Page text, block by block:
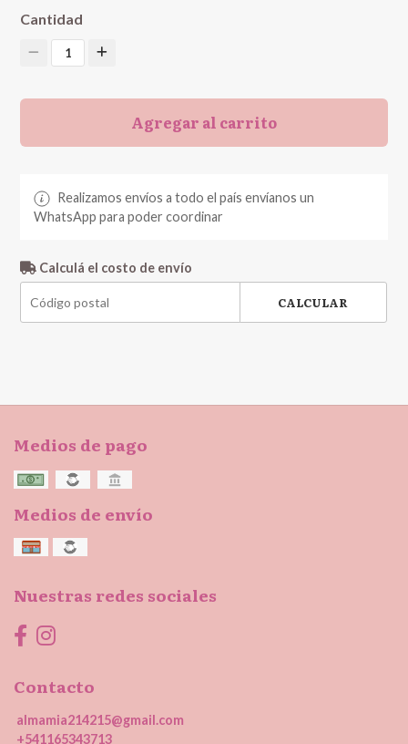
Cantidad
1
Agregar al carrito
Realizamos envíos a todo el país envíanos un
WhatsApp para poder coordinar
Calculá el costo de envío
CALCULAR
Medios de pago
Medios de envío
Nuestras redes sociales
Contacto
almamia214215@gmail.com
+541165343713